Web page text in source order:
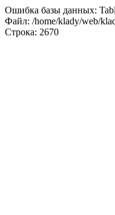
Ошибка базы данных:
Файл: /home/klady/web/
Строка: 2670